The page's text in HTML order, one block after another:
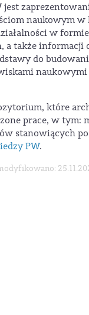
naukowym w
w
a także informacji
do
które
prace, w tym:
stanowiących
PW.